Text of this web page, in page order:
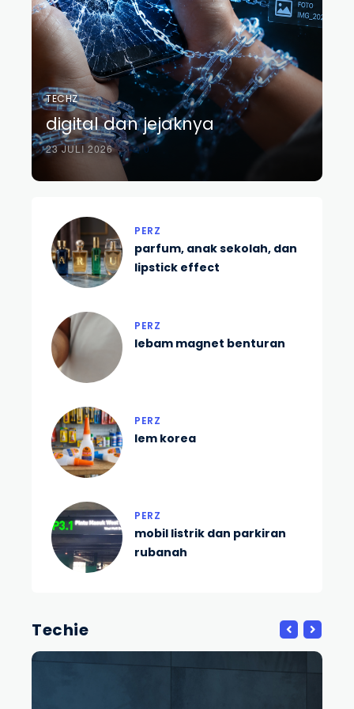
TECHZ
digital dan jejaknya
23 JULI 2026 0
PERZ
parfum, anak sekolah, dan
lipstick effect
PERZ
lebam magnet benturan
PERZ
lem korea
PERZ
mobil listrik dan parkiran
rubanah
Techie